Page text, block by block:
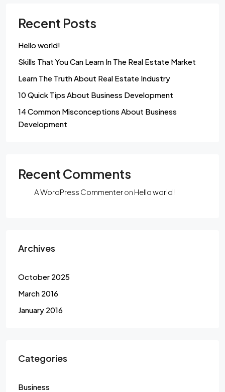
Recent Posts
Hello world!
Skills That You Can Learn In The Real Estate Market
Learn The Truth About Real Estate Industry
10 Quick Tips About Business Development
14 Common Misconceptions About Business
Development
Recent Comments
A WordPress Commenteron Hello world!
Archives
October 2025
March 2016
January 2016
Categories
Business